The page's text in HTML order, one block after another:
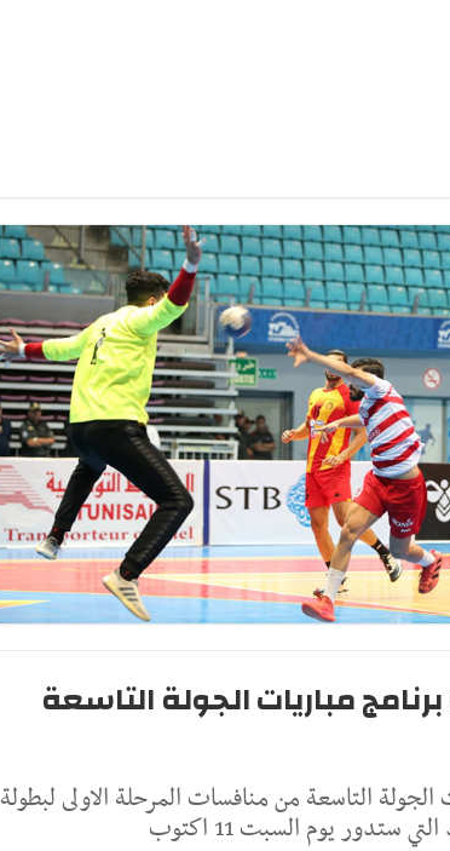
مباريات الجولة التاسعة
الجولة التاسعة من منافسات المرحلة الاولى لبطولة
ستدور يوم السبت 11 اكتوب